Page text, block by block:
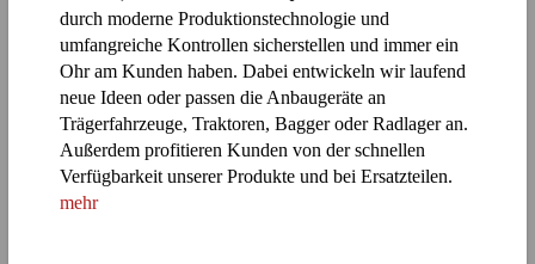
durch moderne Produktionstechnologie und
umfangreiche Kontrollen sicherstellen und immer ein
Ohr am Kunden haben. Dabei entwickeln wir laufend
neue Ideen oder passen die Anbaugeräte an
Trägerfahrzeuge, Traktoren, Bagger oder Radlager an.
Außerdem profitieren Kunden von der schnellen
Verfügbarkeit unserer Produkte und bei Ersatzteilen.
mehr